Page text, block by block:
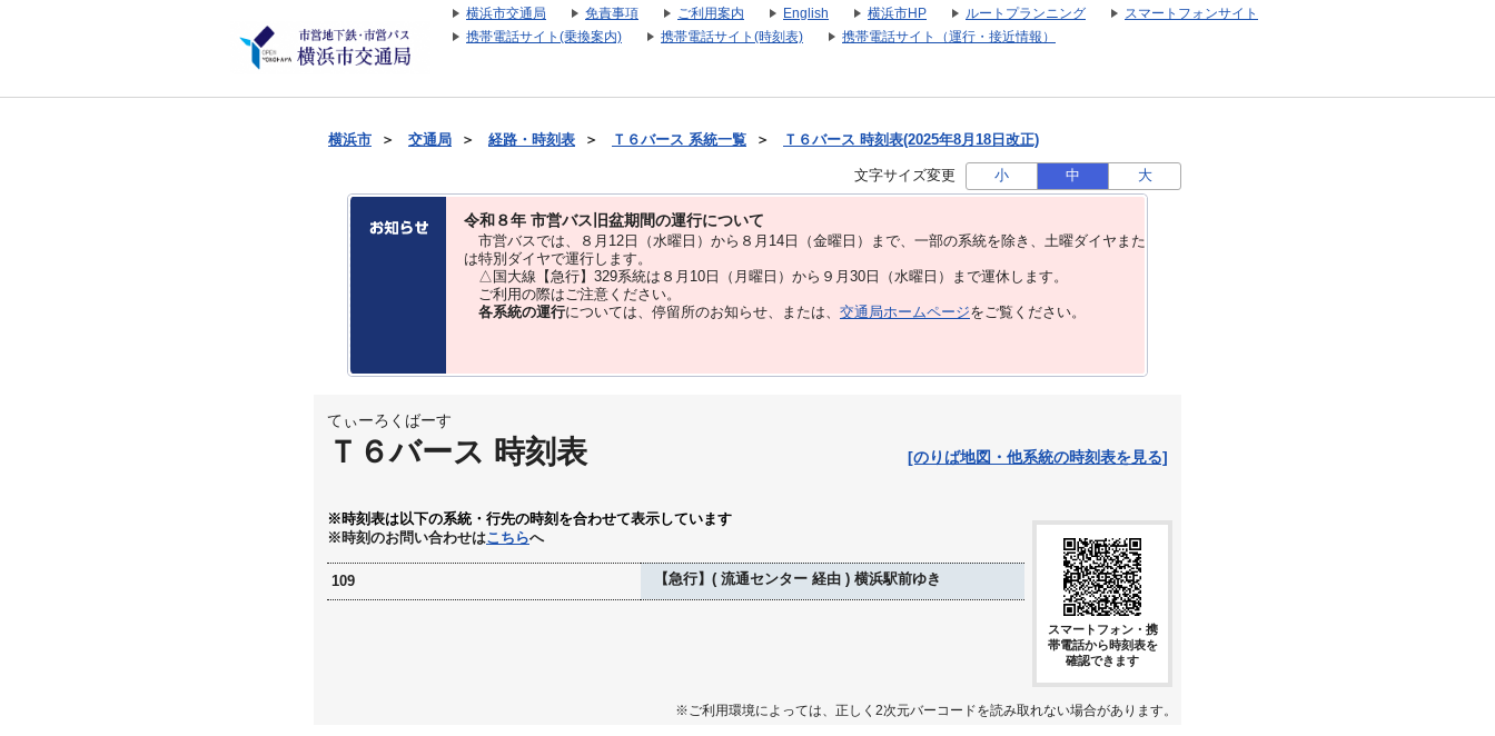
横浜市交通局 免責事項 ご利用案内 English 横浜市HP ルートプランニング
スマートフォンサイト
携帯電話サイト(乗換案内)
携帯電話サイト(時刻表) 携帯電話サイト（運行・接近情報）
横浜市 ＞ 交通局 ＞ 経路・時刻表 ＞ Ｔ６バース 系統一覧 ＞ Ｔ６バース 時刻表(2025年8月18日改正)
文字サイズ変更 小 中 大
令和８年 市営バス旧盆期間の運行について
市営バスでは、８⽉12⽇（水曜日）から８⽉14⽇（金曜日）まで、⼀部の系統を除き、⼟曜ダイヤまた
は特別ダイヤで運⾏します。
△国大線【急行】329系統は８月10日（月曜日）から９月30日（水曜日）まで運休します。
ご利用の際はご注意ください。
各系統の運行については、停留所のお知らせ、または、 交通局ホームページをご覧ください。
てぃーろくばーす
Ｔ６バース 時刻表 [のりば地図・他系統の時刻表を見る]
※時刻表は以下の系統・行先の時刻を合わせて表示しています
※時刻のお問い合わせはこちらへ
109 【急行】( 流通センター 経由 ) 横浜駅前ゆき
スマートフォン・携
帯電話から時刻表を
確認できます
※ご利用環境によっては、正しく2次元バーコードを読み取れない場合があります。